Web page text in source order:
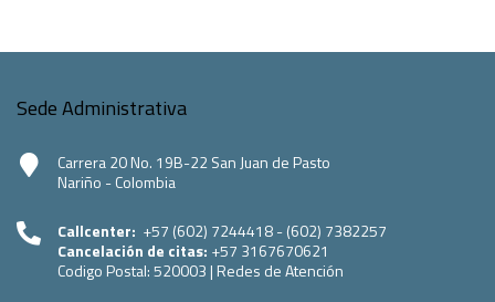
Sede Administrativa
Carrera 20 No. 19B-22 San Juan de Pasto
Nariño - Colombia
Callcenter: +57 (602) 7244418 - (602) 7382257
Cancelación de citas: +57 3167670621
Codigo Postal:520003 | Redes de Atención